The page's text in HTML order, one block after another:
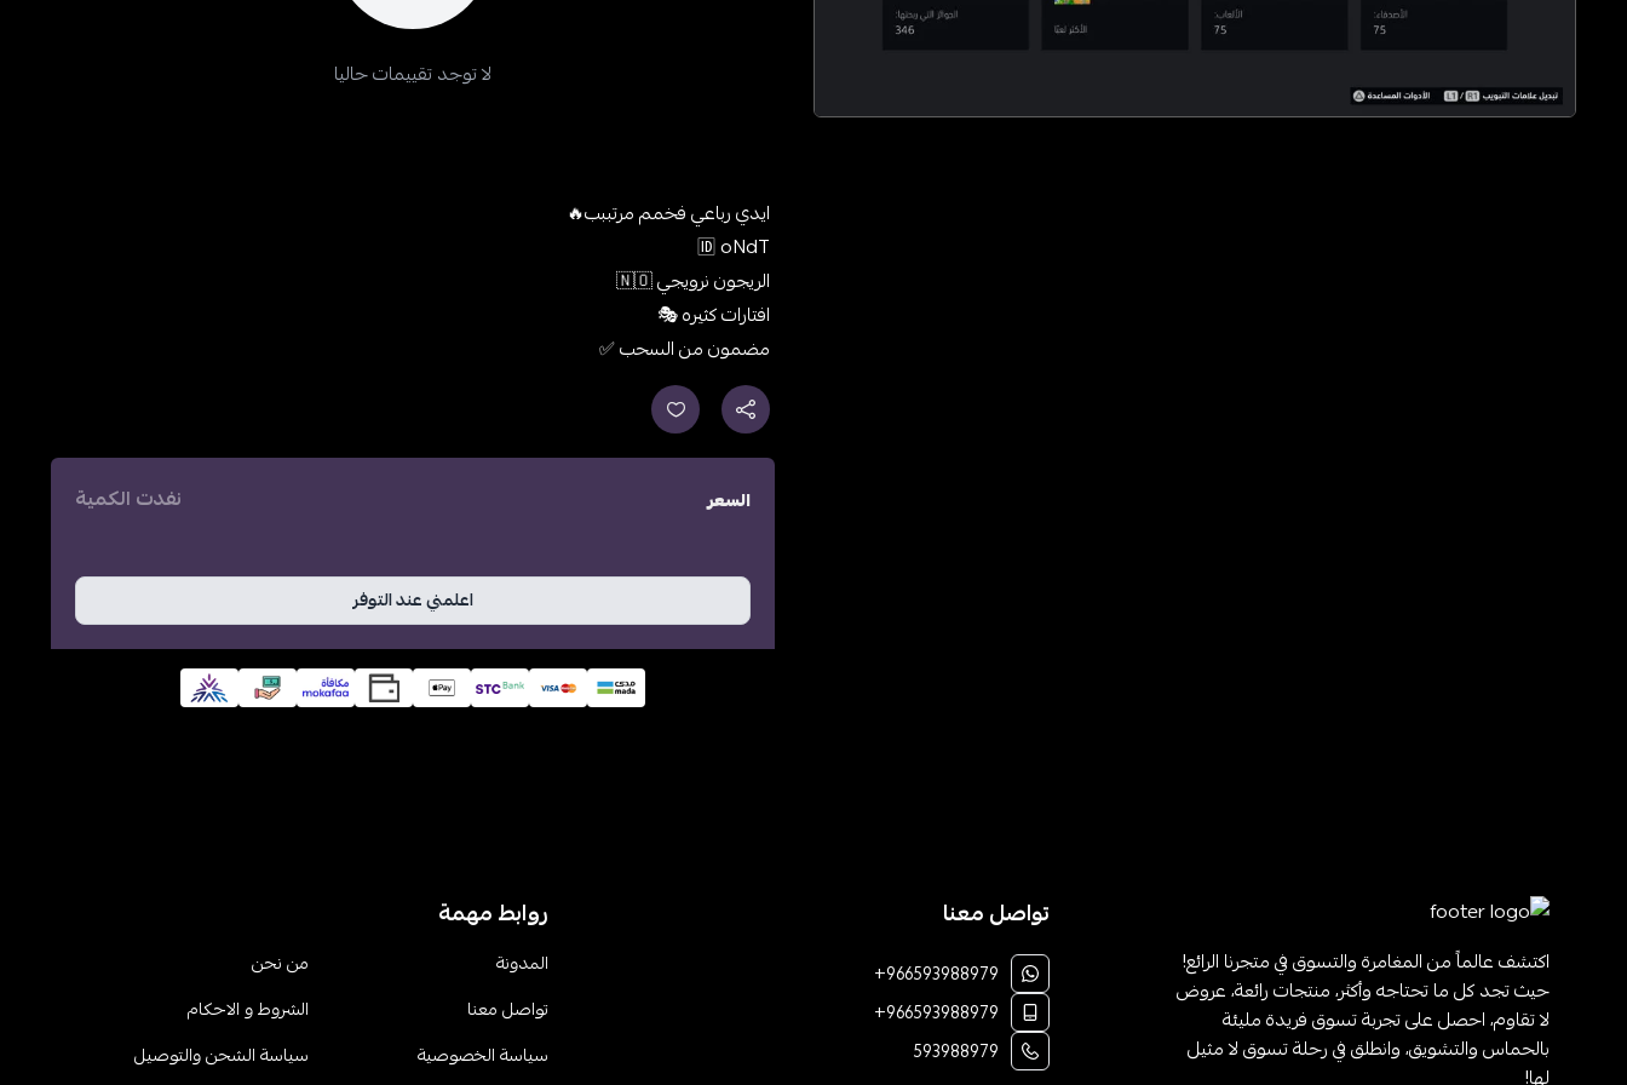
ايدي رباعي فخمم مرتببب🔥
🆔 oNdT
الريجون نرويجي 🇳🇴
افتارات كثيره 🎭
مضمون من السحب ✅
السعر نفدت الكمية
اعلمني عند التوفر
لا توجد تقييمات حاليا
اكتشف عالماً من المغامرة والتسوق في متجرنا الرائع!
حيث تجد كل ما تحتاجه وأكثر، منتجات رائعة، عروض
لا تقاوم، احصل على تجربة تسوق فريدة مليئة
بالحماس والتشويق، وانطلق في رحلة تسوق لا مثيل
لها!
تواصل معنا
+966593988979
+966593988979
593988979
روابط مهمة
المدونة
من نحن
تواصل معنا
الشروط و الاحكام
سياسة الخصوصية
سياسة الشحن والتوصيل